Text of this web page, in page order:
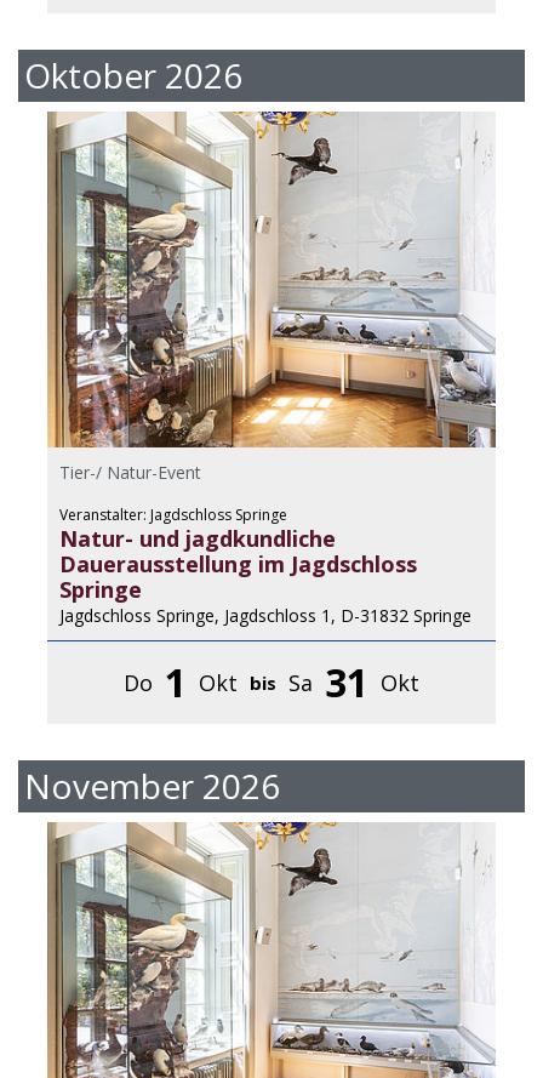
Oktober 2026
Tier-/ Natur-Event
Veranstalter: Jagdschloss Springe
Natur- und jagdkundliche
Dauerausstellung im Jagdschloss
Springe
Jagdschloss Springe, Jagdschloss 1, D-31832 Springe
Do 1 Okt bis Sa 31 Okt
November 2026